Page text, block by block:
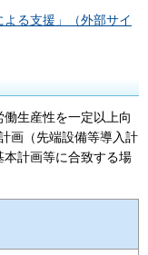
る支援」（外部サイ
生産性を一定以上向
画（先端設備等導入計
計画等に合致する場